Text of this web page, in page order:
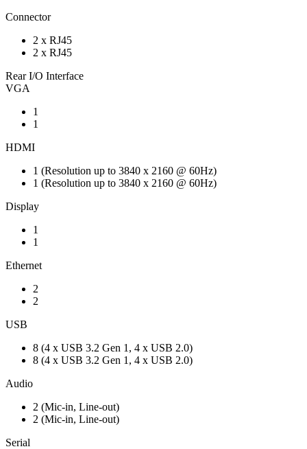
Connector
2 x RJ45
2 x RJ45
Rear I/O Interface
VGA
1
1
HDMI
1 (Resolution up to 3840 x 2160 @ 60Hz)
1 (Resolution up to 3840 x 2160 @ 60Hz)
Display
1
1
Ethernet
2
2
USB
8 (4 x USB 3.2 Gen 1, 4 x USB 2.0)
8 (4 x USB 3.2 Gen 1, 4 x USB 2.0)
Audio
2 (Mic-in, Line-out)
2 (Mic-in, Line-out)
Serial